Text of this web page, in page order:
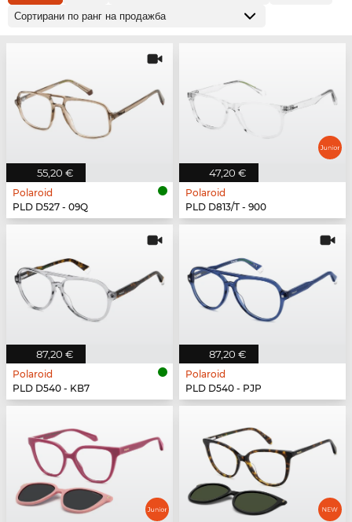
55,20 €
Polaroid
PLD D527 - 09Q
47,20 €
Polaroid
PLD D813/T - 900
87,20 €
Polaroid
PLD D540 - KB7
87,20 €
Polaroid
PLD D540 - PJP